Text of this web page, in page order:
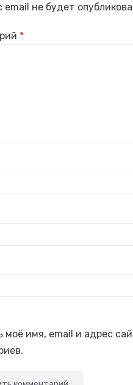
не будет
*
моё имя, email и адрес